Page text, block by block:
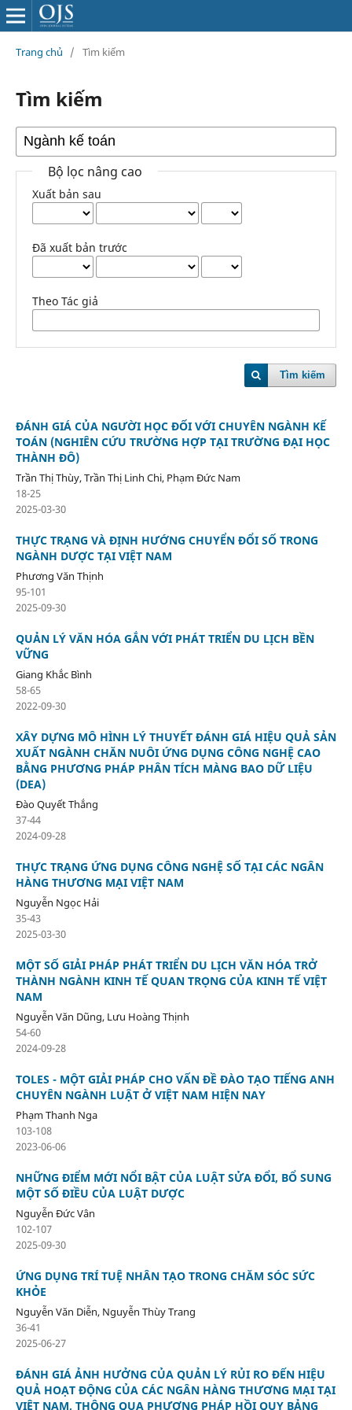
Trang chủ / Tìm kiếm
Tìm kiếm
Bộ lọc nâng cao
Xuất bản sau
Đã xuất bản trước
Theo Tác giả
Tìm kiếm
ĐÁNH GIÁ CỦA NGƯỜI HỌC ĐỐI VỚI CHUYÊN NGÀNH KẾ
TOÁN (NGHIÊN CỨU TRƯỜNG HỢP TẠI TRƯỜNG ĐẠI HỌC
THÀNH ĐÔ)
Trần Thị Thùy, Trần Thị Linh Chi, Phạm Đức Nam
18-25
2025-03-30
THỰC TRẠNG VÀ ĐỊNH HƯỚNG CHUYỂN ĐỔI SỐ TRONG
NGÀNH DƯỢC TẠI VIỆT NAM
Phương Văn Thịnh
95-101
2025-09-30
QUẢN LÝ VĂN HÓA GẮN VỚI PHÁT TRIỂN DU LỊCH BỀN
VỮNG
Giang Khắc Bình
58-65
2022-09-30
XÂY DỰNG MÔ HÌNH LÝ THUYẾT ĐÁNH GIÁ HIỆU QUẢ SẢN
XUẤT NGÀNH CHĂN NUÔI ỨNG DỤNG CÔNG NGHỆ CAO
BẰNG PHƯƠNG PHÁP PHÂN TÍCH MÀNG BAO DỮ LIỆU
(DEA)
Đào Quyết Thắng
37-44
2024-09-28
THỰC TRẠNG ỨNG DỤNG CÔNG NGHỆ SỐ TẠI CÁC NGÂN
HÀNG THƯƠNG MẠI VIỆT NAM
Nguyễn Ngọc Hải
35-43
2025-03-30
MỘT SỐ GIẢI PHÁP PHÁT TRIỂN DU LỊCH VĂN HÓA TRỞ
THÀNH NGÀNH KINH TẾ QUAN TRỌNG CỦA KINH TẾ VIỆT
NAM
Nguyễn Văn Dũng, Lưu Hoàng Thịnh
54-60
2024-09-28
TOLES - MỘT GIẢI PHÁP CHO VẤN ĐỀ ĐÀO TẠO TIẾNG ANH
CHUYÊN NGÀNH LUẬT Ở VIỆT NAM HIỆN NAY
Phạm Thanh Nga
103-108
2023-06-06
NHỮNG ĐIỂM MỚI NỔI BẬT CỦA LUẬT SỬA ĐỔI, BỔ SUNG
MỘT SỐ ĐIỀU CỦA LUẬT DƯỢC
Nguyễn Đức Vân
102-107
2025-09-30
ỨNG DỤNG TRÍ TUỆ NHÂN TẠO TRONG CHĂM SÓC SỨC
KHỎE
Nguyễn Văn Diễn, Nguyễn Thùy Trang
36-41
2025-06-27
ĐÁNH GIÁ ẢNH HƯỞNG CỦA QUẢN LÝ RỦI RO ĐẾN HIỆU
QUẢ HOẠT ĐỘNG CỦA CÁC NGÂN HÀNG THƯƠNG MẠI TẠI
VIỆT NAM, THÔNG QUA PHƯƠNG PHÁP HỒI QUY BẢNG